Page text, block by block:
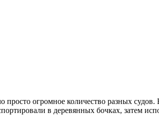
просто огромное количество разных
в деревянных бочках, затем